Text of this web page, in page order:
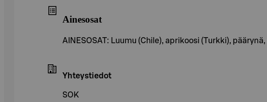
Ainesosat
AINESOSAT: Luumu (Chile), aprikoosi (Turkki),
Yhteystiedot
SOK